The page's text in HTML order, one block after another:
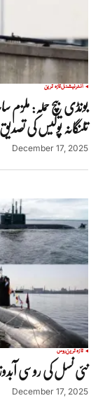
انٹرنیشنلتازہ ترین
بونڈی بیچ حملہ:
تلنگانہ پولیس کی تصدیق
December 17, 2025
تازہ ترینروس
نئی نسل کی روسی
December 17, 2025